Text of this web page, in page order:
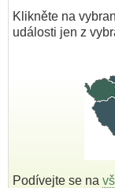
Klikněte na
události jen z
Podívejte se na